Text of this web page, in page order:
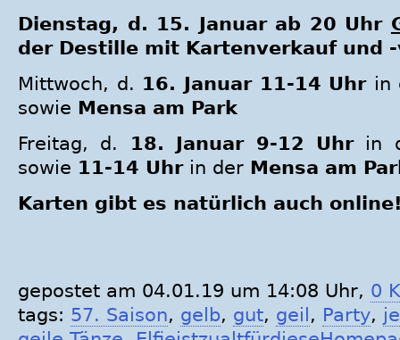
Dienstag, d. 15. Januar ab 20 Uhr
der Destille mit Kartenverkauf und
Mittwoch, d. 16. Januar 11-14 Uhrin
sowie Mensa am Park
Freitag, d. 18. Januar 9-12 Uhrin
sowie 11-14 Uhrin der Mensa am
Karten gibt es natürlich auch
gepostet am 04.01.19 um 14:08 Uhr, 0
tags: 57. Saison, gelb, gut, geil, Party,